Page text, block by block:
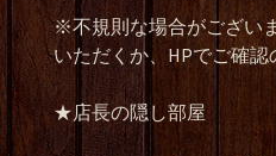
※不規則な場合がござい
いただくか、HPでご確認
★店長の隠し部屋